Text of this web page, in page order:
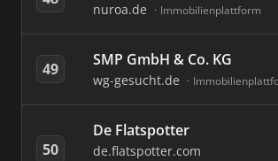
nuroa.de Immobilienplattform
49 SMP GmbH & Co. KG
wg-gesucht.de
50
De Flatspotter
de.flatspotter.com